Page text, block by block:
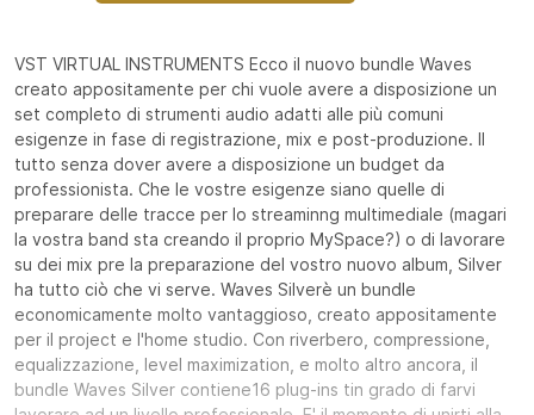
VST VIRTUAL INSTRUMENTS Ecco il nuovo bundle Waves
creato appositamente per chi vuole avere a disposizione un
set completo di strumenti audio adatti alle più comuni
esigenze in fase di registrazione, mix e post-produzione. Il
tutto senza dover avere a disposizione un budget da
professionista. Che le vostre esigenze siano quelle di
preparare delle tracce per lo streaminng multimediale (magari
la vostra band sta creando il proprio MySpace?) o di lavorare
su dei mix pre la preparazione del vostro nuovo album, Silver
ha tutto ciò che vi serve. Waves Silverè un bundle
economicamente molto vantaggioso, creato appositamente
per il project e l'home studio. Con riverbero, compressione,
equalizzazione, level maximization, e molto altro ancora, il
bundle Waves Silver contiene16 plug-ins tin grado di farvi